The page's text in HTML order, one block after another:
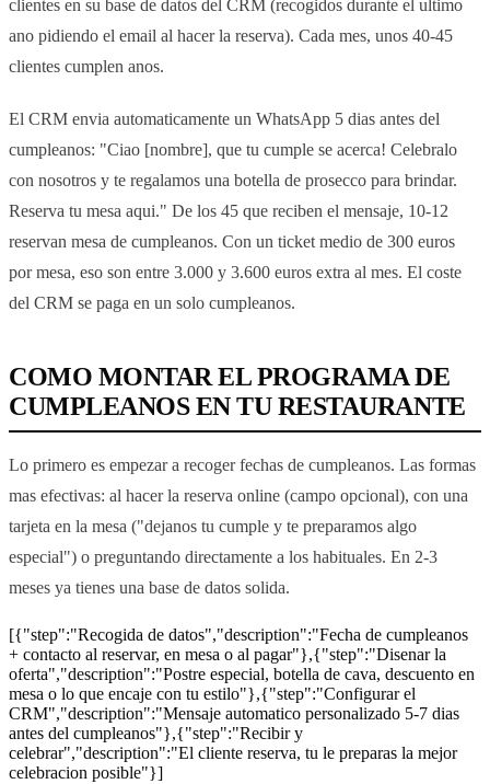
clientes en su base de datos del CRM (recogidos durante el ultimo
ano pidiendo el email al hacer la reserva). Cada mes, unos 40-45
clientes cumplen anos.
El CRM envia automaticamente un WhatsApp 5 dias antes del
cumpleanos: "Ciao [nombre], que tu cumple se acerca! Celebralo
con nosotros y te regalamos una botella de prosecco para brindar.
Reserva tu mesa aqui." De los 45 que reciben el mensaje, 10-12
reservan mesa de cumpleanos. Con un ticket medio de 300 euros
por mesa, eso son entre 3.000 y 3.600 euros extra al mes. El coste
del CRM se paga en un solo cumpleanos.
COMO MONTAR EL PROGRAMA DE
CUMPLEANOS EN TU RESTAURANTE
Lo primero es empezar a recoger fechas de cumpleanos. Las formas
mas efectivas: al hacer la reserva online (campo opcional), con una
tarjeta en la mesa ("dejanos tu cumple y te preparamos algo
especial") o preguntando directamente a los habituales. En 2-3
meses ya tienes una base de datos solida.
[{"step":"Recogida de datos","description":"Fecha de cumpleanos
+ contacto al reservar, en mesa o al pagar"},{"step":"Disenar la
oferta","description":"Postre especial, botella de cava, descuento en
mesa o lo que encaje con tu estilo"},{"step":"Configurar el
CRM","description":"Mensaje automatico personalizado 5-7 dias
antes del cumpleanos"},{"step":"Recibir y
celebrar","description":"El cliente reserva, tu le preparas la mejor
celebracion posible"}]